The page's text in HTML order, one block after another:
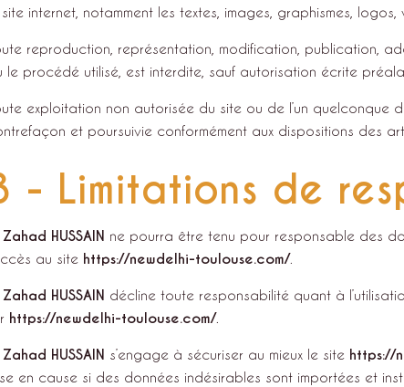
site internet, notamment les textes, images, graphismes,
reproduction, représentation, modification, publication,
le procédé utilisé, est interdite, sauf autorisation écrite
exploitation non autorisée du site ou de l’un quelconque
et poursuivie conformément aux dispositions des
- Limitations de
HUSSAIN ne pourra être tenu pour responsable des
au site https://newdelhi-toulouse.com/.
HUSSAIN décline toute responsabilité quant à
https://newdelhi-toulouse.com/.
HUSSAIN s’engage à sécuriser au mieux le site https://
en cause si des données indésirables sont importées et